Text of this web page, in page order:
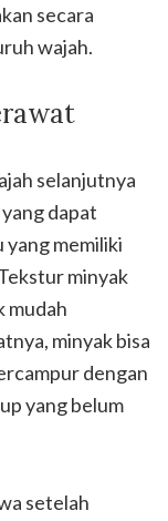
secara
wajah.
selanjutnya
dapat
yang memiliki
minyak
mudah
minyak bisa
dengan
yang belum
setelah